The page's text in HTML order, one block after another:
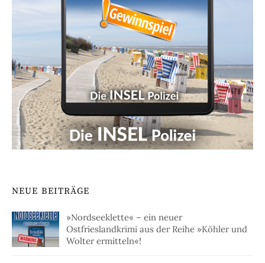
NEUE BEITRÄGE
»Nordseeklette« – ein neuer
Ostfrieslandkrimi aus der Reihe »Köhler und
Wolter ermitteln«!